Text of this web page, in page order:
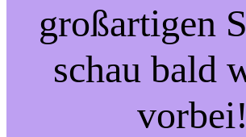
großartigen
schau bald
vorbei!